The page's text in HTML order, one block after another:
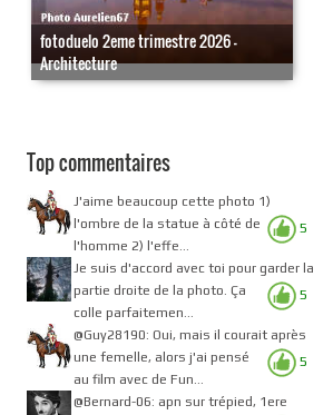
fotoduelo 2eme trimestre 2026 -
Architecture
Top commentaires
5
J'aime beaucoup cette photo 1)
l'ombre de la statue à côté de
l'homme 2) l'effe...
5
Je suis d'accord avec toi pour garder la
partie droite de la photo. Ça
colle parfaitemen...
5
@Guy28190: Oui, mais il courait après
une femelle, alors j'ai pensé
au film avec de Fun...
@Bernard-06: apn sur trépied, 1ere